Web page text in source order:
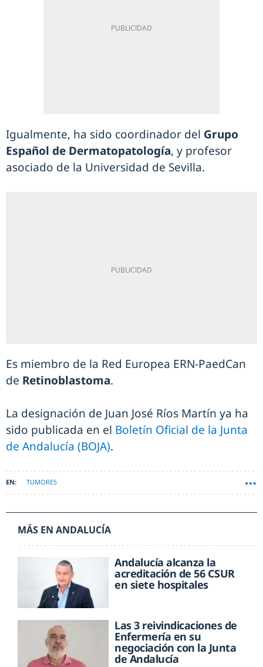
Igualmente, ha sido coordinador del Grupo
Español de Dermatopatología, y profesor
asociado de la Universidad de Sevilla.
Es miembro de la Red Europea ERN-PaedCan
de Retinoblastoma.
La designación de Juan José Ríos Martín ya ha
sido publicada en el Boletín Oficial de la Junta
de Andalucía (BOJA).
TUMORES
MÁS EN ANDALUCÍA
Andalucía alcanza la
acreditación de 56 CSUR
en siete hospitales
Las 3 reivindicaciones de
Enfermería en su
negociación con la Junta
de Andalucía